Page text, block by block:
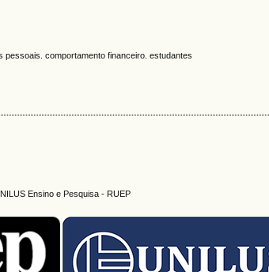
pessoais. comportamento financeiro. estudantes
Ensino e Pesquisa - RUEP